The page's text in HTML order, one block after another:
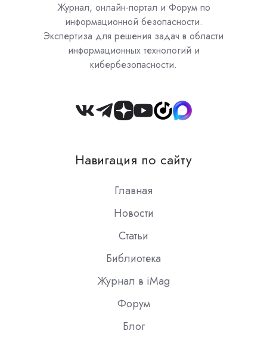
Журнал, онлайн-портал и Форум по
информационной безопасности.
Экспертиза для решения задач в области
информационных технологий и
кибербезопасности.
Join
Slack
Навигация по сайту
Главная
Новости
Статьи
Библиотека
Журнал в iMag
Форум
Блог